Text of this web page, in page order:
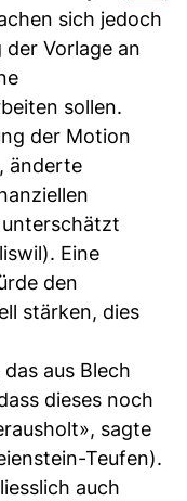
sich jedoch
Vorlage an
sollen.
der Motion
änderte
Eine
den
stärken, dies
aus Blech
dieses noch
sagte
Teufen).
auch